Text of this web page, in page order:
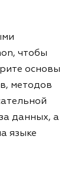
чтобы
основы
методов
данных, а
языке